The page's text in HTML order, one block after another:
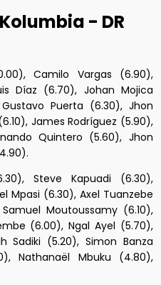
- DR
Camilo Vargas (6.90),
Díaz (6.70), Johan Mojica
Puerta (6.30), Jhon
James Rodríguez (5.90),
Quintero (5.60), Jhon
Steve Kapuadi (6.30),
Mpasi (6.30), Axel Tuanzebe
Moutoussamy (6.10),
(6.00), Ngal Ayel (5.70),
Sadiki (5.20), Simon Banza
Nathanaël Mbuku (4.80),